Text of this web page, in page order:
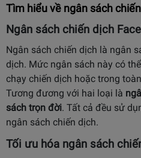
Tìm hiểu về ngân sách
Ngân sách chiến dịch
Ngân sách chiến dịch là ngân
dịch. Mức ngân sách này có
chạy chiến dịch hoặc trong
Tương đương với hai loại là
sách trọn đời. Tất cả đều sử
ngân sách chiến dịch.
Tối ưu hóa ngân sách